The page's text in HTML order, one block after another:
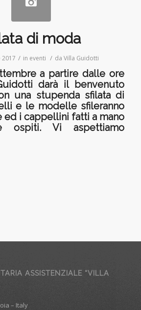
di moda
2017 / in eventi / daVilla Guidotti
a partire dalle ore
darà il benvenuto
una stupenda sfilata di
e le modelle sfileranno
ed i cappellini fatti a mano
ospiti. Vi aspettiamo
ASSISTENZIALE “VILLA
– Italy